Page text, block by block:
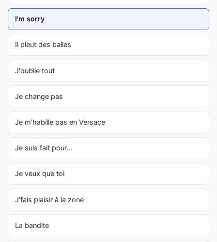
I'm sorry
Il pleut des balles
J'oublie tout
Je change pas
Je m'habille pas en Versace
Je suis fait pour...
Je veux que toi
J’fais plaisir à la zone
La bandite